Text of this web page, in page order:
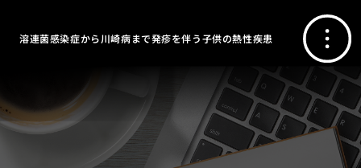
溶連菌感染症から川崎病まで発疹を伴う子供の熱性疾患